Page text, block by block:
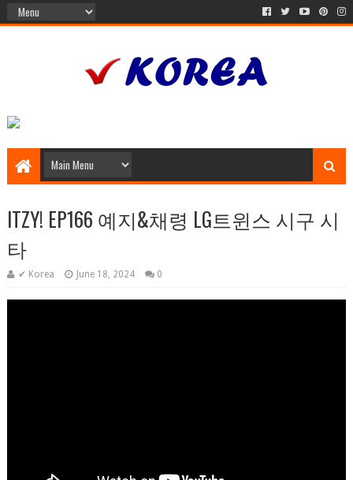
ITZY! EP166 예지&채령 LG트윈스 시구 시
타
✔ Korea June 18, 2024 0